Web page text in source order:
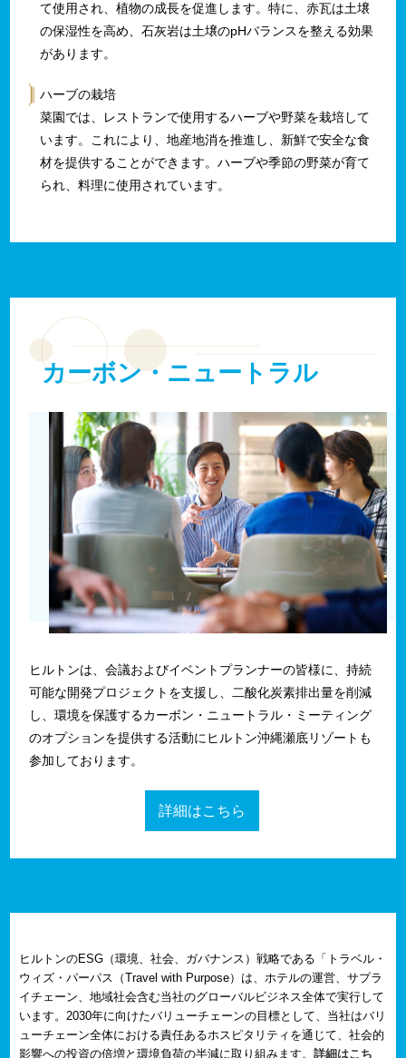
て使用され、植物の成長を促進します。特に、赤瓦は土壌
の保湿性を高め、石灰岩は土壌のpHバランスを整える効果
があります。
ハーブの栽培
菜園では、レストランで使用するハーブや野菜を栽培して
います。これにより、地産地消を推進し、新鮮で安全な食
材を提供することができます。ハーブや季節の野菜が育て
られ、料理に使用されています。
カーボン・ニュートラル
ヒルトンは、会議およびイベントプランナーの皆様に、持続
可能な開発プロジェクトを支援し、二酸化炭素排出量を削減
し、環境を保護するカーボン・ニュートラル・ミーティング
のオプションを提供する活動にヒルトン沖縄瀬底リゾートも
参加しております。
詳細はこちら
ヒルトンのESG（環境、社会、ガバナンス）戦略である「トラベル・
ウィズ・パーパス（Travel with Purpose）は、ホテルの運営、サプラ
イチェーン、地域社会含む当社のグローバルビジネス全体で実行して
います。2030年に向けたバリューチェーンの目標として、当社はバリ
ューチェーン全体における責任あるホスピタリティを通じて、社会的
影響への投資の倍増と環境負荷の半減に取り組みます。詳細はこち